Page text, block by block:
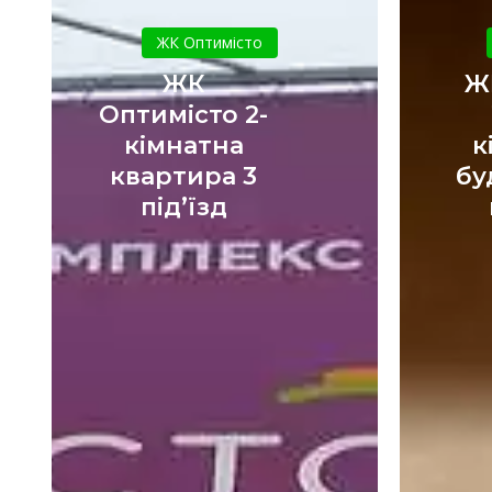
Оптимісто
2-
кімнатна
квартира
3
під’їзд
ЖК Оптимісто
ЖК
Оптимісто 2-
кімнатна
квартира 3
під’їзд